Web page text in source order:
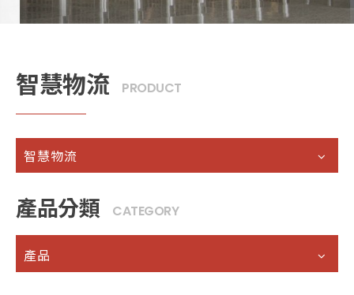
智慧物流 PRODUCT
智慧物流
產品分類 CATEGORY
產品